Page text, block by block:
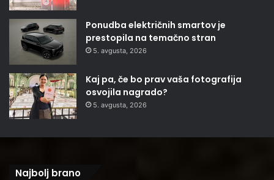
Ponudba električnih smartov je
prestopila na temačno stran
5. avgusta, 2026
Kaj pa, če bo prav vaša fotografija
osvojila nagrado?
5. avgusta, 2026
Najbolj brano